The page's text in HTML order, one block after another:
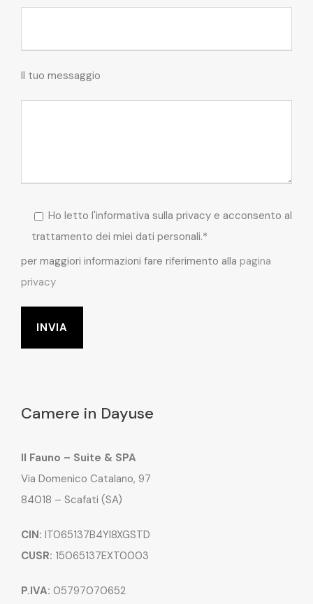
Il tuo messaggio
Ho letto l'informativa sulla privacy e acconsento al
trattamento dei miei dati personali.*
per maggiori informazioni fare riferimento alla pagina
privacy
Camere in Dayuse
Il Fauno – Suite & SPA
Via Domenico Catalano, 97
84018 – Scafati (SA)
CIN: IT065137B4YI8XGSTD
CUSR: 15065137EXT0003
P.IVA: 05797070652